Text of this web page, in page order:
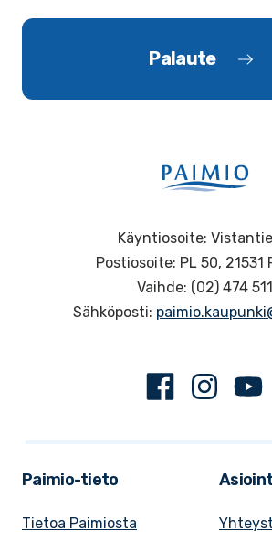
Palaute
Käyntiosoite:
Postiosoite: PL 50, 21531
Vaihde: (02) 474 511
Sähköposti:
Facebook
Paimio-tieto
Tietoa Paimiosta